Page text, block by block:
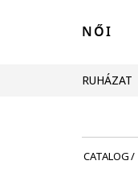
NŐI
RUHÁZAT
CATALOG/